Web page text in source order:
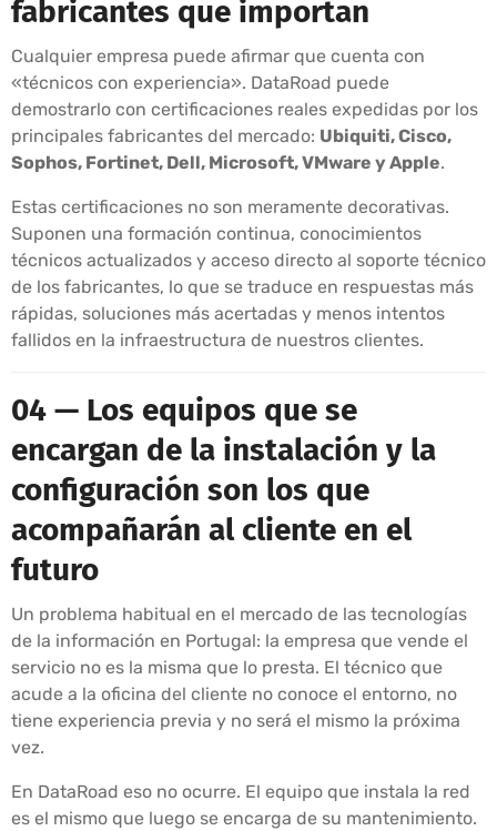
fabricantes que importan
Cualquier empresa puede afirmar que cuenta con
«técnicos con experiencia». DataRoad puede
demostrarlo con certificaciones reales expedidas por los
principales fabricantes del mercado: Ubiquiti, Cisco,
Sophos, Fortinet, Dell, Microsoft, VMware y Apple.
Estas certificaciones no son meramente decorativas.
Suponen una formación continua, conocimientos
técnicos actualizados y acceso directo al soporte técnico
de los fabricantes, lo que se traduce en respuestas más
rápidas, soluciones más acertadas y menos intentos
fallidos en la infraestructura de nuestros clientes.
04 — Los equipos que se
encargan de la instalación y la
configuración son los que
acompañarán al cliente en el
futuro
Un problema habitual en el mercado de las tecnologías
de la información en Portugal: la empresa que vende el
servicio no es la misma que lo presta. El técnico que
acude a la oficina del cliente no conoce el entorno, no
tiene experiencia previa y no será el mismo la próxima
vez.
En DataRoad eso no ocurre. El equipo que instala la red
es el mismo que luego se encarga de su mantenimiento.